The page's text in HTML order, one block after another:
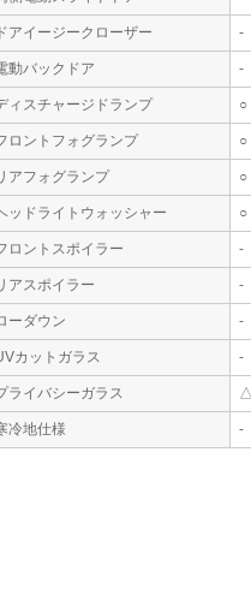
ドアイージークローザー -
動バックドア -
ィスチャージドランプ ○
ロントフォグランプ ○
アフォグランプ ○
ッドライトウォッシャー ○
ロントスポイラー -
アスポイラー -
ーダウン -
カットガラス -
ライバシーガラス
冷地仕様 -